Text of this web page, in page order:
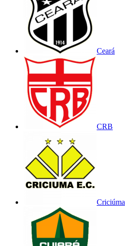
Ceará
CRB
Criciúma